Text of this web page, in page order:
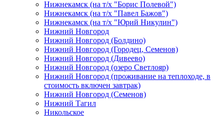
Нижнекамск (на т/х "Борис Полевой")
Нижнекамск (на т/х "Павел Бажов")
Нижнекамск (на т/х "Юрий Никулин")
Нижний Новгород
Нижний Новгород (Болдино)
Нижний Новгород (Городец, Семенов)
Нижний Новгород (Дивеево)
Нижний Новгород (озеро Светлояр)
Нижний Новгород (проживание на теплоходе, в
стоимость включен завтрак)
Нижний Новгород (Семенов)
Нижний Тагил
Никольское